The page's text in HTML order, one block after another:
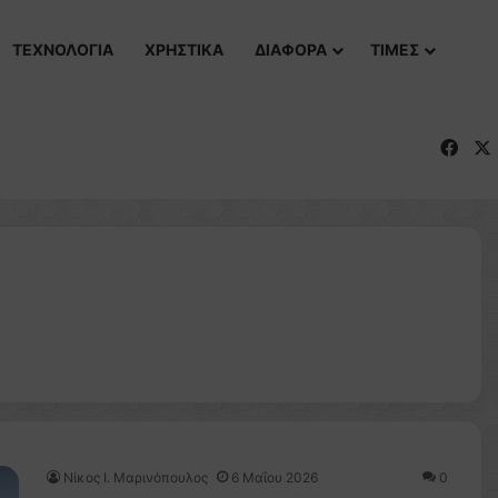
ΤΕΧΝΟΛΟΓΙΑ ΧΡΗΣΤΙΚΑ ΔΙΑΦΟΡΑ ΤΙΜΕΣ
Nίκος Ι. Mαρινόπουλος 6 Μαΐου 2026 0